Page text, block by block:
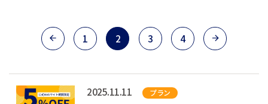
1 2 3 4
2025.11.11 プラン